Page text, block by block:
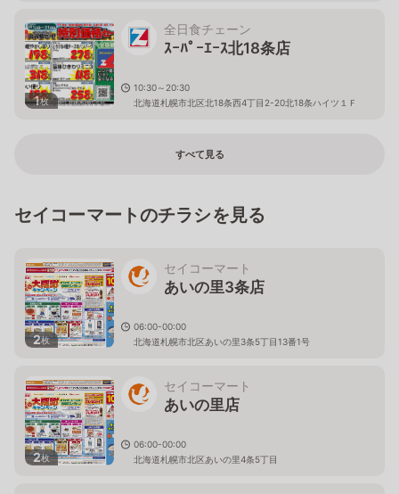
1枚
全日食チェーン
ｽｰﾊﾟｰｴｰｽ北18条店
10:30～20:30
北海道札幌市北区北18条西4丁目2-20北18条ハイツ１Ｆ
すべて見る
セイコーマートのチラシを見る
2枚
セイコーマート
あいの里3条店
06:00-00:00
北海道札幌市北区あいの里3条5丁目13番1号
2枚
セイコーマート
あいの里店
06:00-00:00
北海道札幌市北区あいの里4条5丁目